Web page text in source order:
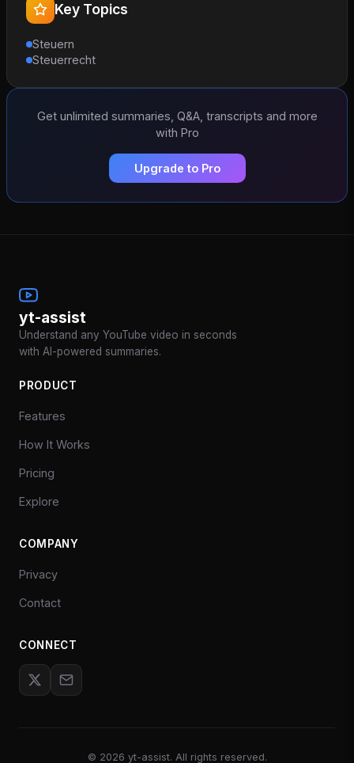
Key Topics
Steuern
Steuerrecht
Get unlimited summaries, Q&A, transcripts and more
with Pro
Upgrade to Pro
yt-assist
Understand any YouTube video in seconds
with AI-powered summaries.
PRODUCT
Features
How It Works
Pricing
Explore
COMPANY
Privacy
Contact
CONNECT
© 2026 yt-assist. All rights reserved.